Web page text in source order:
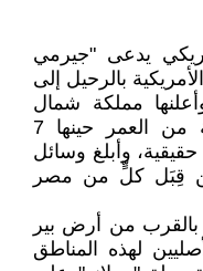
أمريكي يدعى "جيرمي
بالرحيل إلى
مملكة شمال
السودان وفاء لوعده لابنته البالغة من العمر حينها 7
وأبلغ وسائل
من قِبَل كلٍّ من مصر
بالقرب من أرض بير
لهذه المناطق